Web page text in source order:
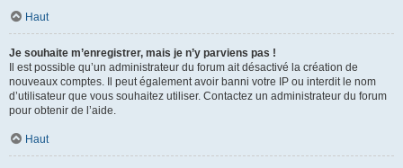
Haut
Je souhaite m’enregistrer, mais je n’y parviens pas !
Il est possible qu’un administrateur du forum ait désactivé la création de
nouveaux comptes. Il peut également avoir banni votre IP ou interdit le nom
d’utilisateur que vous souhaitez utiliser. Contactez un administrateur du forum
pour obtenir de l’aide.
Haut